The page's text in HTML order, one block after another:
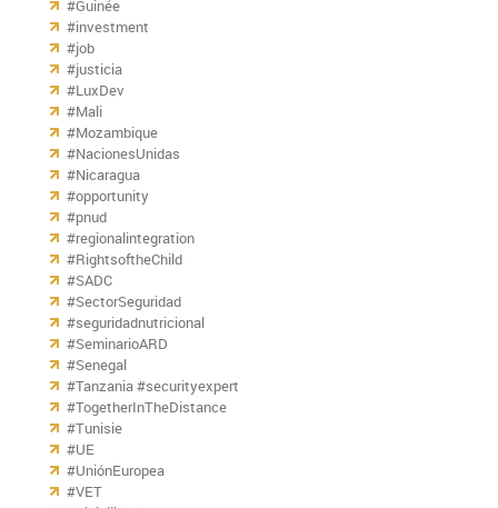
#Guinée
#investment
#job
#justicia
#LuxDev
#Mali
#Mozambique
#NacionesUnidas
#Nicaragua
#opportunity
#pnud
#regionalintegration
#RightsoftheChild
#SADC
#SectorSeguridad
#seguridadnutricional
#SeminarioARD
#Senegal
#Tanzania #securityexpert
#TogetherInTheDistance
#Tunisie
#UE
#UniónEuropea
#VET